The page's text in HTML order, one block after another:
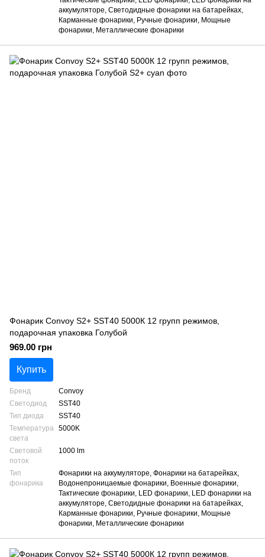
аккумуляторе, Светодидные фонарики на батарейках,
Карманные фонарики, Ручные фонарики, Мощные
фонарики, Металлические фонарики
Фонарик Convoy S2+ SST40 5000К 12 групп режимов,
подарочная упаковка Голубой
969.00 грн
Купить
Бренд
Convoy
Светодиод
SST40
Тип диода
SST40
Температура
света
5000K
Световой
поток
1000 lm
Тип
фонарика
Фонарики на аккумуляторе, Фонарики на батарейках,
Водонепроницаемые фонарики, Военные фонарики,
Тактические фонарики, LED фонарики, LED фонарики на
аккумуляторе, Светодидные фонарики на батарейках,
Карманные фонарики, Ручные фонарики, Мощные
фонарики, Металлические фонарики